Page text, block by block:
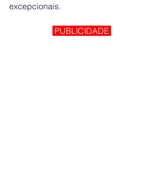
excepcionais.
PUBLICIDADE